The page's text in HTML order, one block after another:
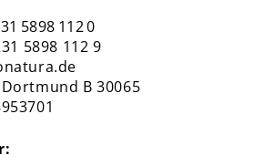
5898 112 0
5898 112 9
B 30065